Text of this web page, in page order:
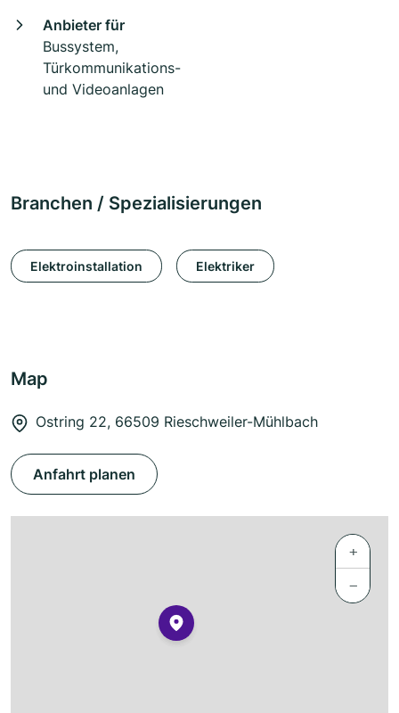
Anbieter für
Bussystem,
Türkommunikations-
und Videoanlagen
Branchen / Spezialisierungen
Elektroinstallation Elektriker
Map
Ostring 22, 66509 Rieschweiler-Mühlbach
Anfahrt planen
+
−